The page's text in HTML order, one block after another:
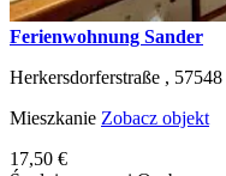
Ferienwohnung Sander
Herkersdorferstraße , 57548
Mieszkanie Zobacz objekt
17,50 €